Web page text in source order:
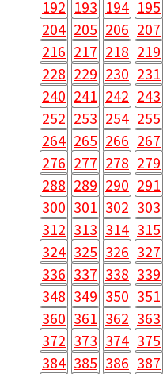
192 193 194 195
204 205 206 207
216 217 218 219
228 229 230 231
240 241 242 243
252 253 254 255
264 265 266 267
276 277 278 279
288 289 290 291
300 301 302 303
312 313 314 315
324 325 326 327
336 337 338 339
348 349 350 351
360 361 362 363
372 373 374 375
384 385 386 387